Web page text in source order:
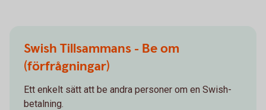
Swish Tillsammans - Be om
(förfrågningar)
Ett enkelt sätt att be andra personer om en Swish-
betalning.